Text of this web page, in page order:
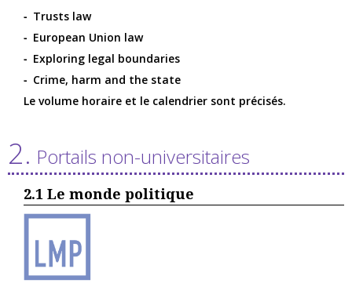
Trusts law
European Union law
Exploring legal boundaries
Crime, harm and the state
Le volume horaire et le calendrier sont précisés.
2. Portails non-universitaires
2.1 Le monde politique